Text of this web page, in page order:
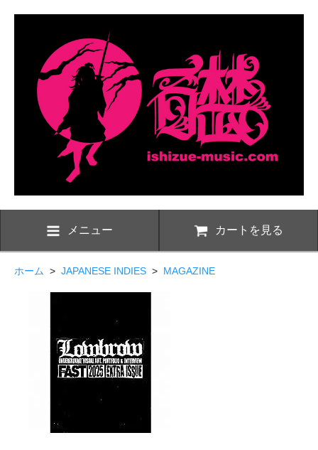
メニュー カートを見る
ホーム > JAPANESE INDIES > MAGAZINE